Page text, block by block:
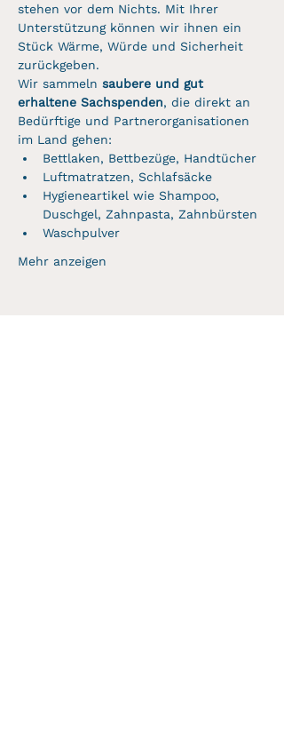
stehen vor dem Nichts. Mit Ihrer
Unterstützung können wir ihnen ein
Stück Wärme, Würde und Sicherheit
zurückgeben.
Wir sammeln saubere und gut
erhaltene Sachspenden, die direkt an
Bedürftige und Partnerorganisationen
im Land gehen:
Bettlaken, Bettbezüge, Handtücher
Luftmatratzen, Schlafsäcke
Hygieneartikel wie Shampoo,
Duschgel, Zahnpasta, Zahnbürsten
Waschpulver
Mehr anzeigen